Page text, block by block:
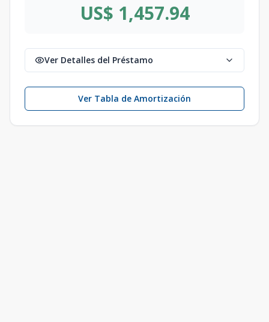
US$ 1,457.94
Ver Detalles del Préstamo
Ver Tabla de Amortización